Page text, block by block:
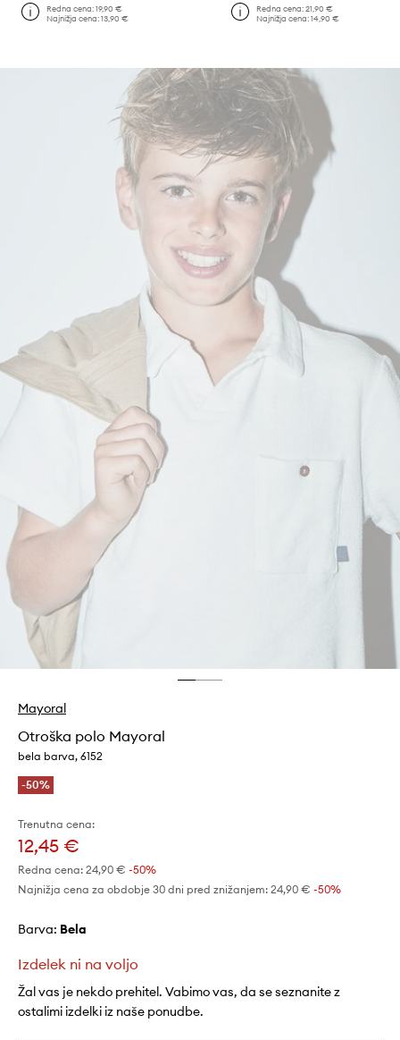
Redna cena:19,90 €
Najnižja cena:13,90 €
Redna cena: 21,90 €
Najnižja cena: 14,90 €
Mayoral
Otroška polo Mayoral
bela barva, 6152
-50%
Trenutna cena:
12,45 €
Redna cena: 24,90 € -50%
Najnižja cena za obdobje 30 dni pred znižanjem: 24,90 € -50%
Barva: bela
Izdelek ni na voljo
Žal vas je nekdo prehitel. Vabimo vas, da se seznanite z
ostalimi izdelki iz naše ponudbe.